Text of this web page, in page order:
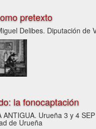
pretexto
Delibes. Diputación de
la fonocaptación
ANTIGUA. Urueña 3 y 4
de Urueña